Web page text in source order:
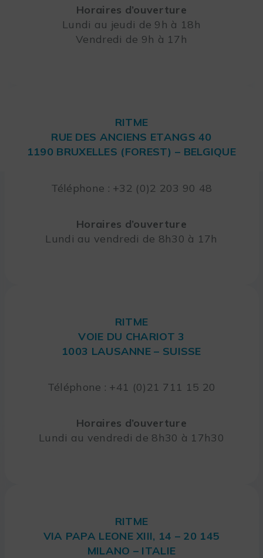
Horaires d’ouverture
Lundi au jeudi de 9h à 18h
Vendredi de 9h à 17h
RITME
RUE DES ANCIENS ETANGS 40
1190 BRUXELLES (FOREST) – BELGIQUE
Téléphone : +32 (0)2 203 90 48
Horaires d’ouverture
Lundi au vendredi de 8h30 à 17h
RITME
VOIE DU CHARIOT 3
1003 LAUSANNE – SUISSE
Téléphone : +41 (0)21 711 15 20
Horaires d’ouverture
Lundi au vendredi de 8h30 à 17h30
RITME
VIA PAPA LEONE XIII, 14 – 20 145
MILANO – ITALIE